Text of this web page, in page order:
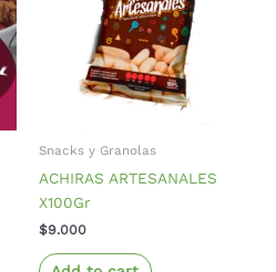
Snacks y Granolas
ACHIRAS ARTESANALES
X100Gr
$9.000